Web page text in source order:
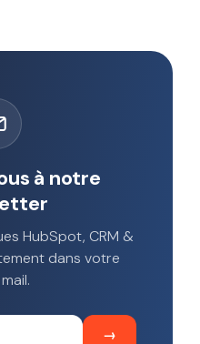
à notre
HubSpot, CRM &
dans votre